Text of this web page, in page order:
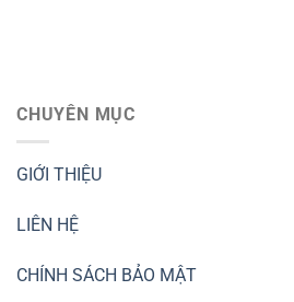
CHUYÊN MỤC
GIỚI THIỆU
LIÊN HỆ
CHÍNH SÁCH BẢO MẬT